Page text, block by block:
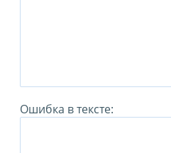
Ошибка в тексте: